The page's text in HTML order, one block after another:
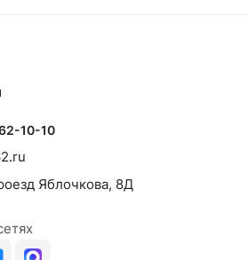
10-10
Яблочкова, 8Д